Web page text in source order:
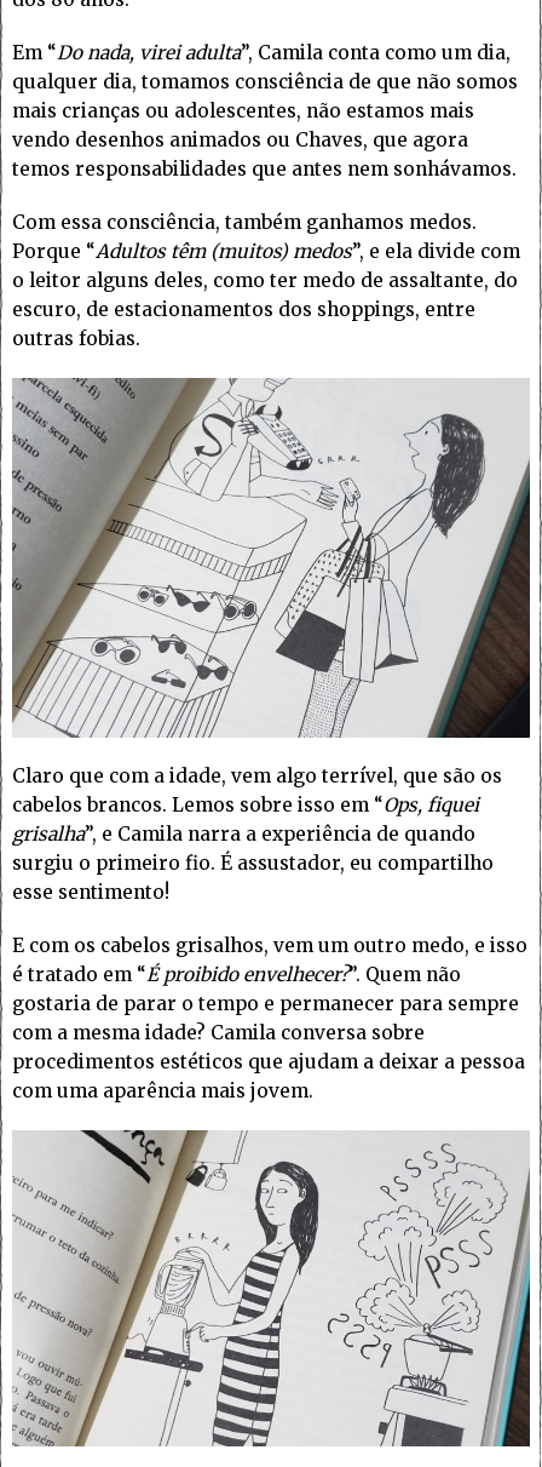
Em “Do nada, virei adulta”, Camila conta como um dia,
qualquer dia, tomamos consciência de que não somos
mais crianças ou adolescentes, não estamos mais
vendo desenhos animados ou Chaves, que agora
temos responsabilidades que antes nem sonhávamos.
Com essa consciência, também ganhamos medos.
Porque “Adultos têm (muitos) medos”, e ela divide com
o leitor alguns deles, como ter medo de assaltante, do
escuro, de estacionamentos dos shoppings, entre
outras fobias.
Claro que com a idade, vem algo terrível, que são os
cabelos brancos. Lemos sobre isso em “Ops, fiquei
grisalha”, e Camila narra a experiência de quando
surgiu o primeiro fio. É assustador, eu compartilho
esse sentimento!
E com os cabelos grisalhos, vem um outro medo, e isso
é tratado em “É proibido envelhecer?”. Quem não
gostaria de parar o tempo e permanecer para sempre
com a mesma idade? Camila conversa sobre
procedimentos estéticos que ajudam a deixar a pessoa
com uma aparência mais jovem.